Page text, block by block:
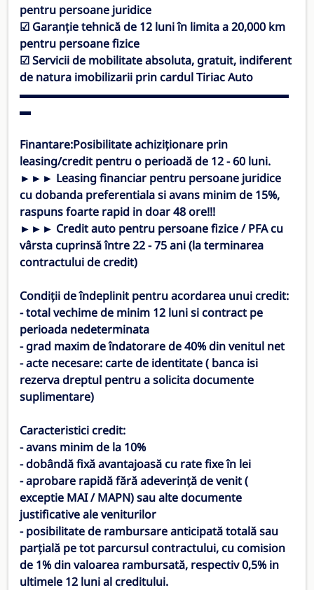
pentru persoane juridice
☑ Garanție tehnică de 12 luni în limita a 20,000 km
pentru persoane fizice
☑ Servicii de mobilitate absoluta, gratuit, indiferent
de natura imobilizarii prin cardul Tiriac Auto
▬▬▬▬▬▬▬▬▬▬▬▬▬▬▬▬▬▬▬▬▬▬▬▬
▬
Finantare:Posibilitate achiziționare prin
leasing/credit pentru o perioadă de 12 - 60 luni.
►►► Leasing financiar pentru persoane juridice
cu dobanda preferentiala si avans minim de 15%,
raspuns foarte rapid in doar 48 ore!!!
►►► Credit auto pentru persoane fizice / PFA cu
vârsta cuprinsă între 22 - 75 ani (la terminarea
contractului de credit)
Condiții de îndeplinit pentru acordarea unui credit:
- total vechime de minim 12 luni si contract pe
perioada nedeterminata
- grad maxim de îndatorare de 40% din venitul net
- acte necesare: carte de identitate ( banca isi
rezerva dreptul pentru a solicita documente
suplimentare)
Caracteristici credit:
- avans minim de la 10%
- dobândă fixă avantajoasă cu rate fixe în lei
- aprobare rapidă fără adeverință de venit (
exceptie MAI / MAPN) sau alte documente
justificative ale veniturilor
- posibilitate de rambursare anticipată totală sau
parțială pe tot parcursul contractului, cu comision
de 1% din valoarea rambursată, respectiv 0,5% in
ultimele 12 luni al creditului.